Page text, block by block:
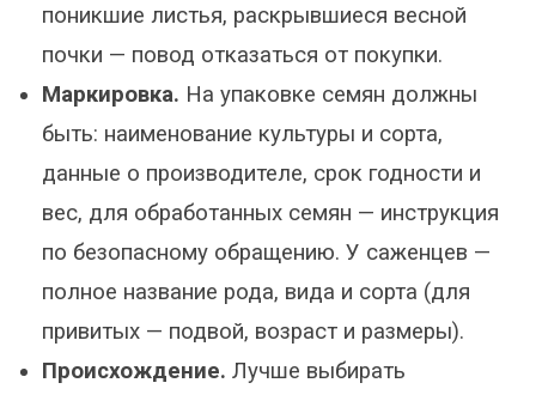
поникшие листья, раскрывшиеся весной
почки — повод отказаться от покупки.
Маркировка. На упаковке семян должны
быть: наименование культуры и сорта,
данные о производителе, срок годности и
вес, для обработанных семян — инструкция
по безопасному обращению. У саженцев —
полное название рода, вида и сорта (для
привитых — подвой, возраст и размеры).
Происхождение. Лучше выбирать